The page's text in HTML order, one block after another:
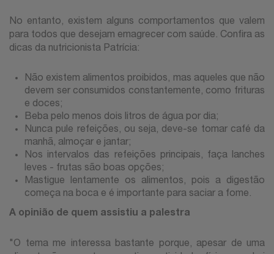
No entanto, existem alguns comportamentos que valem
para todos que desejam emagrecer com saúde. Confira as
dicas da nutricionista Patrícia:
Não existem alimentos proibidos, mas aqueles que não
devem ser consumidos constantemente, como frituras
e doces;
Beba pelo menos dois litros de água por dia;
Nunca pule refeições, ou seja, deve-se tomar café da
manhã, almoçar e jantar;
Nos intervalos das refeições principais, faça lanches
leves - frutas são boas opções;
Mastigue lentamente os alimentos, pois a digestão
começa na boca e é importante para saciar a fome.
A opinião de quem assistiu a palestra
"O tema me interessa bastante porque, apesar de uma